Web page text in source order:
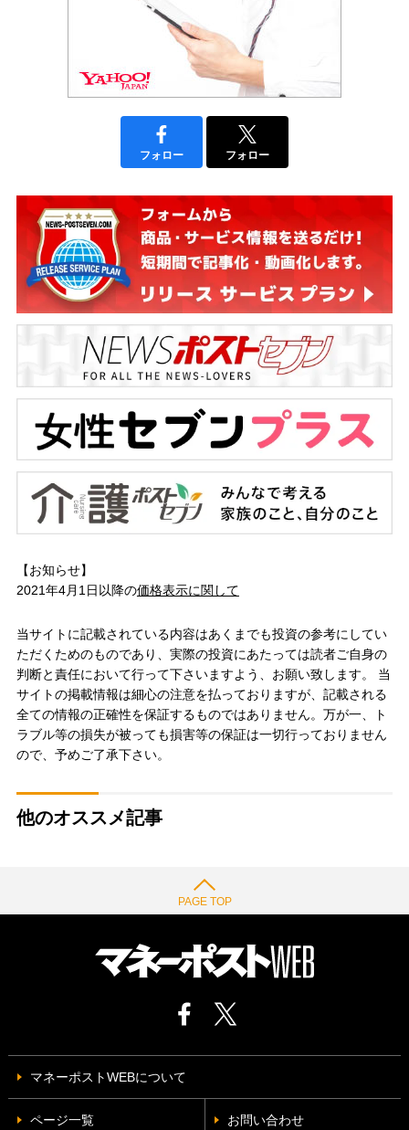
フォロー フォロー
【お知らせ】
2021年4月1日以降の価格表示に関して
当サイトに記載されている内容はあくまでも投資の参考にしてい
ただくためのものであり、実際の投資にあたっては読者ご自身の
判断と責任において行って下さいますよう、お願い致します。 当
サイトの掲載情報は細心の注意を払っておりますが、記載される
全ての情報の正確性を保証するものではありません。万が一、ト
ラブル等の損失が被っても損害等の保証は一切行っておりません
ので、予めご了承下さい。
他のオススメ記事
PAGE TOP
マネーポストWEBについて
ページ一覧 お問い合わせ